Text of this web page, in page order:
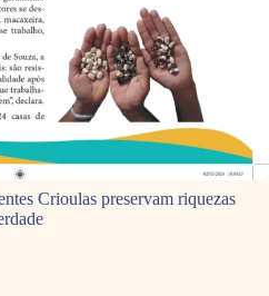
Crioulas preservam riquezas